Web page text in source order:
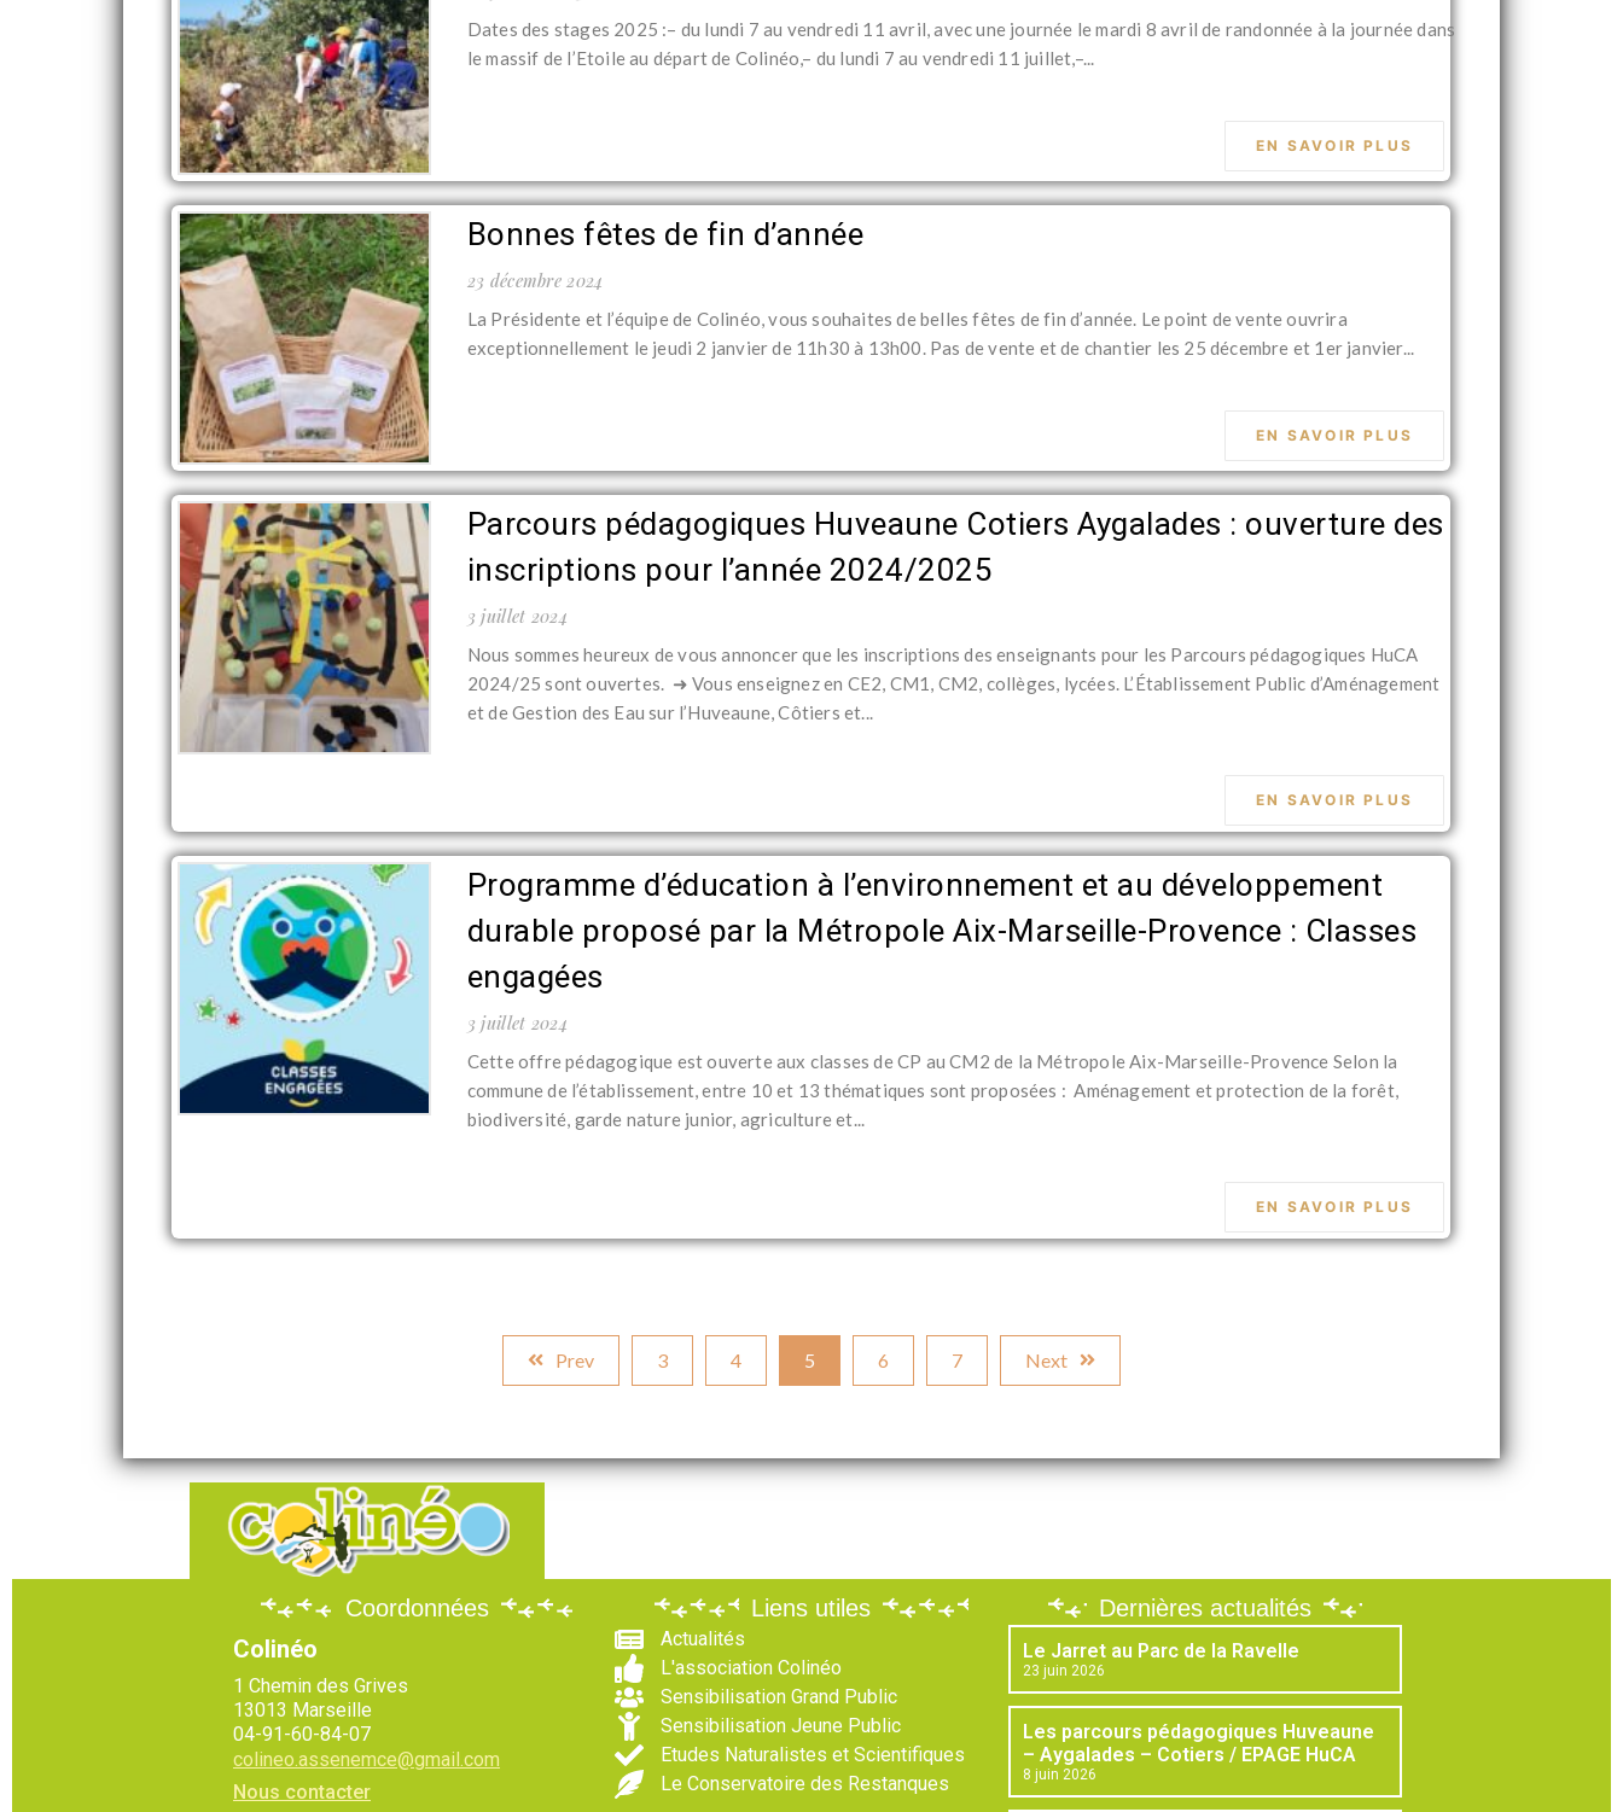
Dates des stages 2025 :– du lundi 7 au vendredi 11 avril, avec une journée le mardi 8 avril de randonnée à la journée dans
le massif de l’Etoile au départ de Colinéo,– du lundi 7 au vendredi 11 juillet,–...
EN SAVOIR PLUS
Bonnes fêtes de fin d’année
23 décembre 2024
La Présidente et l’équipe de Colinéo, vous souhaites de belles fêtes de fin d’année. Le point de vente ouvrira
exceptionnellement le jeudi 2 janvier de 11h30 à 13h00. Pas de vente et de chantier les 25 décembre et 1er janvier...
EN SAVOIR PLUS
Parcours pédagogiques Huveaune Cotiers Aygalades : ouverture des
inscriptions pour l’année 2024/2025
3 juillet 2024
Nous sommes heureux de vous annoncer que les inscriptions des enseignants pour les Parcours pédagogiques HuCA
2024/25 sont ouvertes. ➜ Vous enseignez en CE2, CM1, CM2, collèges, lycées. L’Établissement Public d’Aménagement
et de Gestion des Eau sur l’Huveaune, Côtiers et...
EN SAVOIR PLUS
Programme d’éducation à l’environnement et au développement
durable proposé par la Métropole Aix-Marseille-Provence : Classes
engagées
3 juillet 2024
Cette offre pédagogique est ouverte aux classes de CP au CM2 de la Métropole Aix-Marseille-Provence Selon la
commune de l’établissement, entre 10 et 13 thématiques sont proposées : Aménagement et protection de la forêt,
biodiversité, garde nature junior, agriculture et...
EN SAVOIR PLUS
Prev 3 4 5 6 7 Next
Coordonnées
Colinéo
1 Chemin des Grives
13013 Marseille
04-91-60-84-07
colineo.assenemce@gmail.com
Nous contacter
Liens utiles
Actualités
L'association Colinéo
Sensibilisation Grand Public
Sensibilisation Jeune Public
Etudes Naturalistes et Scientifiques
Le Conservatoire des Restanques
Dernières actualités
Le Jarret au Parc de la Ravelle
23 juin 2026
Les parcours pédagogiques Huveaune
– Aygalades – Cotiers / EPAGE HuCA
8 juin 2026